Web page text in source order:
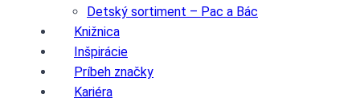
Detský sortiment – Pac a Bác
Knižnica
Inšpirácie
Príbeh značky
Kariéra